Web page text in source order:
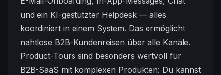
und ein KI-gestützter Helpdesk — alles
koordiniert in einem System. Das ermöglicht
nahtlose B2B-Kundenreisen über alle Kanäle.
Product-Tours sind besonders wertvoll für
B2B-SaaS mit komplexen Produkten: Du kannst